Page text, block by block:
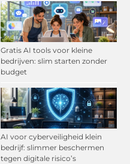
Gratis AI tools voor kleine
bedrijven: slim starten zonder
budget
AI voor cyberveiligheid klein
bedrijf: slimmer beschermen
tegen digitale risico’s